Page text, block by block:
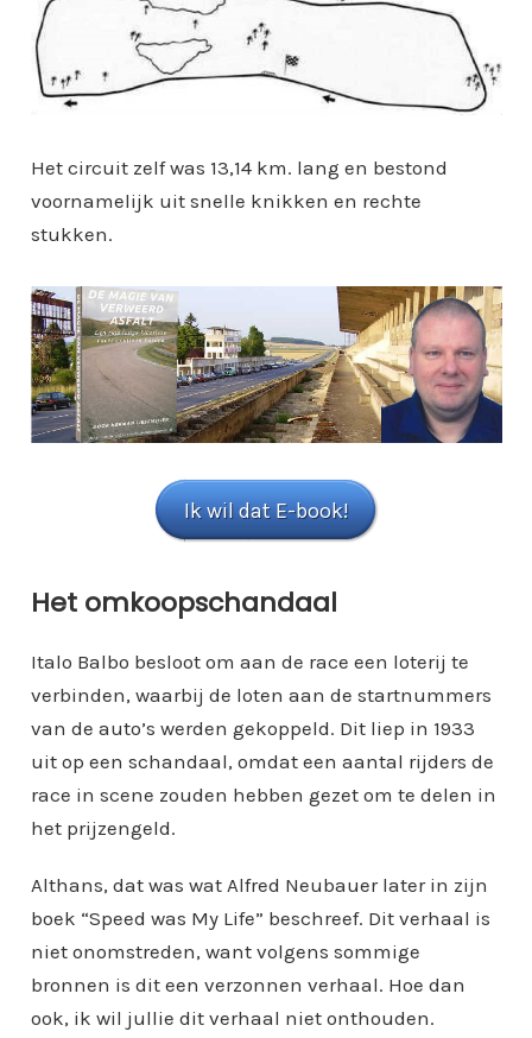
Het circuit zelf was 13,14 km. lang en bestond
voornamelijk uit snelle knikken en rechte
stukken.
Ik wil dat E-book!
Het omkoopschandaal
Italo Balbo besloot om aan de race een loterij te
verbinden, waarbij de loten aan de startnummers
van de auto’s werden gekoppeld. Dit liep in 1933
uit op een schandaal, omdat een aantal rijders de
race in scene zouden hebben gezet om te delen in
het prijzengeld.
Althans, dat was wat Alfred Neubauer later in zijn
boek “Speed was My Life” beschreef. Dit verhaal is
niet onomstreden, want volgens sommige
bronnen is dit een verzonnen verhaal. Hoe dan
ook, ik wil jullie dit verhaal niet onthouden.